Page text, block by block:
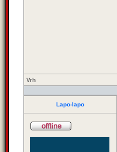
Vrh
Lapo-lapo